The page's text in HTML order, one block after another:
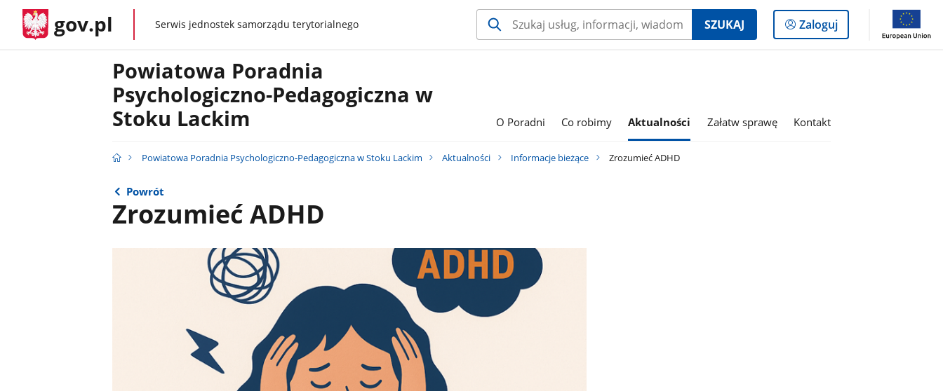
gov.pl gov.plSerwis jednostek samorządu terytorialnego SZUKAJ
Logowanie
do
Zaloguj
Powiatowa Poradnia
Psychologiczno-Pedagogiczna w
Stoku Lackim
O Poradni Co robimy Aktualności Załatw sprawę Kontakt
Powiatowa Poradnia Psychologiczno-Pedagogiczna w Stoku Lackim Aktualności Informacje bieżące Zrozumieć ADHD
Powrót
Zrozumieć ADHD